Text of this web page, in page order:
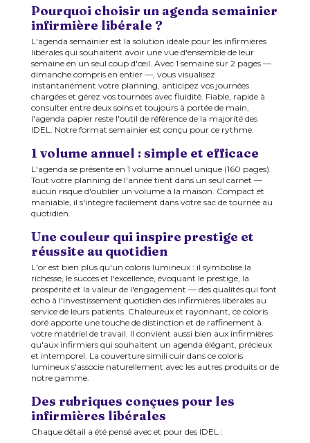
Pourquoi choisir un agenda semainier
infirmière libérale ?
L'agenda semainier est la solution idéale pour les infirmières
libérales qui souhaitent avoir une vue d'ensemble de leur
semaine en un seul coup d'œil. Avec 1 semaine sur 2 pages —
dimanche compris en entier —, vous visualisez
instantanément votre planning, anticipez vos journées
chargées et gérez vos tournées avec fluidité. Fiable, rapide à
consulter entre deux soins et toujours à portée de main,
l'agenda papier reste l'outil de référence de la majorité des
IDEL. Notre format semainier est conçu pour ce rythme.
1 volume annuel : simple et efficace
L'agenda se présente en 1 volume annuel unique (160 pages).
Tout votre planning de l'année tient dans un seul carnet —
aucun risque d'oublier un volume à la maison. Compact et
maniable, il s'intègre facilement dans votre sac de tournée au
quotidien.
Une couleur qui inspire prestige et
réussite au quotidien
L'or est bien plus qu'un coloris lumineux : il symbolise la
richesse, le succès et l'excellence, évoquant le prestige, la
prospérité et la valeur de l'engagement — des qualités qui font
écho à l'investissement quotidien des infirmières libérales au
service de leurs patients. Chaleureux et rayonnant, ce coloris
doré apporte une touche de distinction et de raffinement à
votre matériel de travail. Il convient aussi bien aux infirmières
qu'aux infirmiers qui souhaitent un agenda élégant, précieux
et intemporel. La couverture simili cuir dans ce coloris
lumineux s'associe naturellement avec les autres produits or de
notre gamme.
Des rubriques conçues pour les
infirmières libérales
Chaque détail a été pensé avec et pour des IDEL :